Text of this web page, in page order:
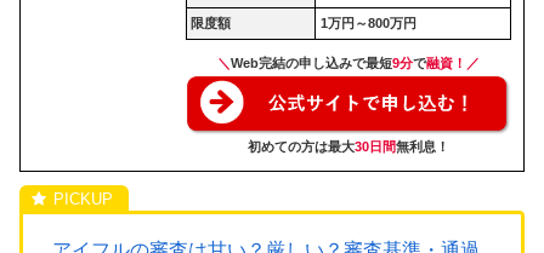
限度額 1万円～800万円
＼Web完結の申し込みで最短9分で融資！／
初めての方は最大30日間無利息！